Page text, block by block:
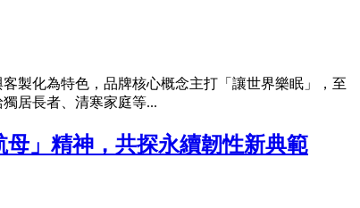
製化為特色，品牌核心概念主打「讓世界樂眠」，至
居長者、清寒家庭等...
」精神，共探永續韌性新典範